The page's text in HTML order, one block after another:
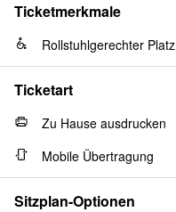
Ticketmerkmale
Rollstuhlgerechter Platz
Ticketart
Zu Hause ausdrucken
Mobile Übertragung
Sitzplan-Optionen